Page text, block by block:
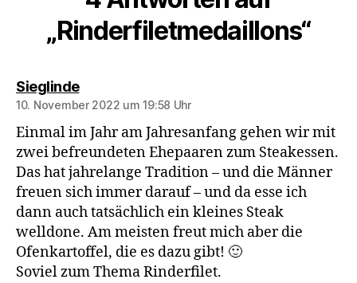
„Rinderfiletmedaillons“
Sieglindesagt:
10. November 2022 um 19:58 Uhr
Einmal im Jahr am Jahresanfang gehen wir mit
zwei befreundeten Ehepaaren zum Steakessen.
Das hat jahrelange Tradition – und die Männer
freuen sich immer darauf – und da esse ich
dann auch tatsächlich ein kleines Steak
welldone. Am meisten freut mich aber die
Ofenkartoffel, die es dazu gibt! 🙂
Soviel zum Thema Rinderfilet.